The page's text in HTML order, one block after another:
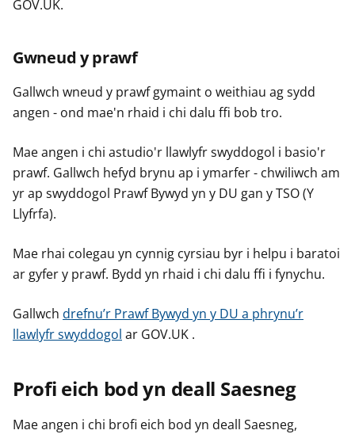
GOV.UK.
Gwneud y prawf
Gallwch wneud y prawf gymaint o weithiau ag sydd
angen - ond mae'n rhaid i chi dalu ffi bob tro.
Mae angen i chi astudio'r llawlyfr swyddogol i basio'r
prawf. Gallwch hefyd brynu ap i ymarfer - chwiliwch am
yr ap swyddogol Prawf Bywyd yn y DU gan y TSO (Y
Llyfrfa).
Mae rhai colegau yn cynnig cyrsiau byr i helpu i baratoi
ar gyfer y prawf. Bydd yn rhaid i chi dalu ffi i fynychu.
Gallwch drefnu’r Prawf Bywyd yn y DU a phrynu’r
llawlyfr swyddogol ar GOV.UK .
Profi eich bod yn deall Saesneg
Mae angen i chi brofi eich bod yn deall Saesneg,